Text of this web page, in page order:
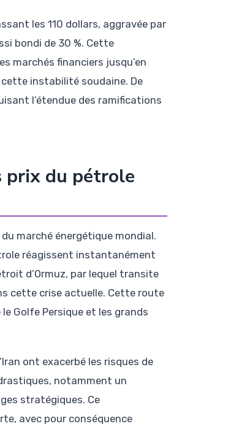
les 110 dollars, aggravée par
bondi de 30 %. Cette
marchés financiers jusqu’en
instabilité soudaine. De
l’étendue des ramifications
prix du pétrole
marché énergétique mondial.
réagissent instantanément
d’Ormuz, par lequel transite
cette crise actuelle. Cette route
Golfe Persique et les grands
ont exacerbé les risques de
notamment un
stratégiques. Ce
avec pour conséquence